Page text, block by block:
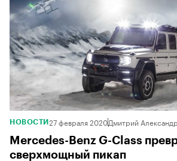
НОВОСТИ 27 февраля 2020Дмитрий
Mercedes-Benz G-Class
сверхмощный пикап